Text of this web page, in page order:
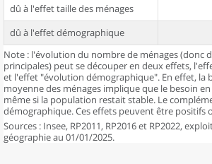
dû à l'effet taille des ménages
dû à l'effet démographique
Note : l'évolution du nombre de ménages (donc
principales) peut se découper en deux effets,
et l'effet "évolution démographique". En effet, la
moyenne des ménages implique que le besoin
même si la population restait stable. Le
démographique. Ces effets peuvent être positifs
Sources : Insee, RP2011, RP2016 et RP2022,
géographie au 01/01/2025.